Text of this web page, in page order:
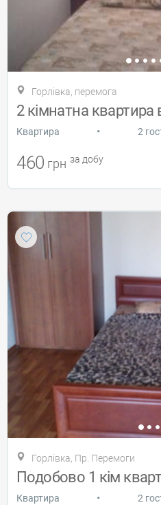
Горлівка, перемога
2 кімнатна квартира
Квартира • 2
460 грн за добу
Горлівка, Пр. Перемоги
Подобово 1 кім
Квартира • 2